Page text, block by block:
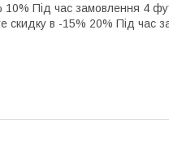
Під час замовлення 4
скидку в -15% 20% Під час